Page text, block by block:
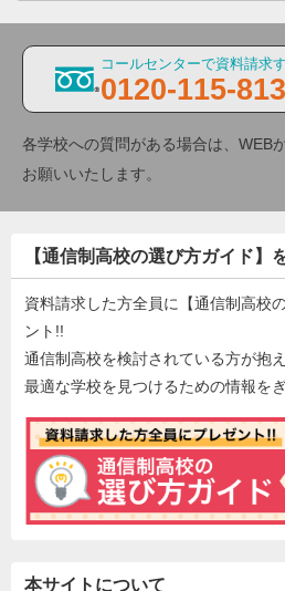
コールセンターで資料請求
0120-115-813
各学校への質問がある場合は、WEB
お願いいたします。
【通信制高校の選び方ガイド】
資料請求した方全員に【通信制高校
ント!!
通信制高校を検討されている方が抱
最適な学校を見つけるための情報を
本サイトについて